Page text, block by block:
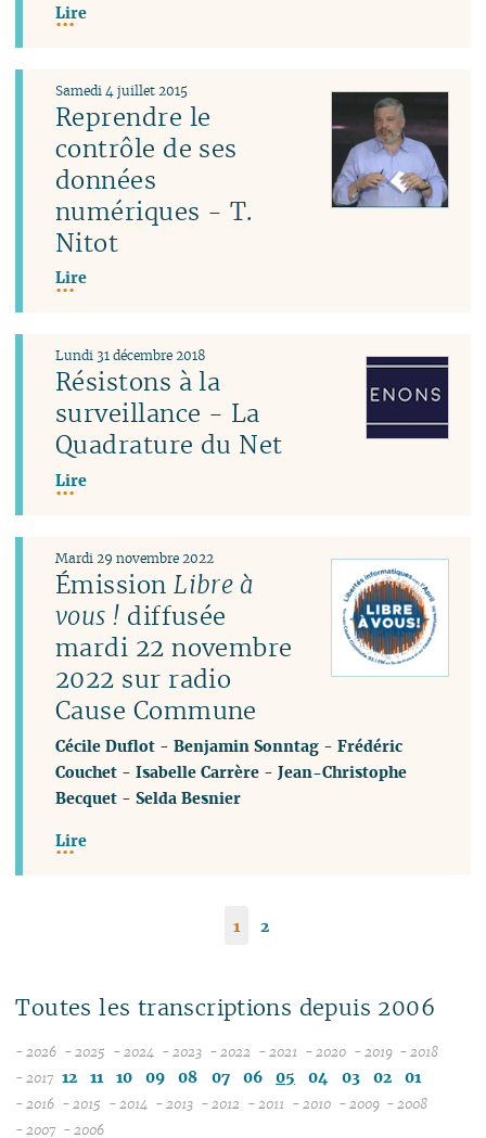
Lire
Reprendre le
contrôle de ses
données
numériques - T.
Nitot
Samedi 4 juillet 2015
Lire
Résistons à la
surveillance - La
Quadrature du Net
Lundi 31 décembre 2018
Lire
ÉmissionLibre à
vous ! diffusée
mardi 22 novembre
2022 sur radio
Cause Commune
Mardi 29 novembre 2022
Cécile Duflot -Benjamin Sonntag -Frédéric
Couchet -Isabelle Carrère -Jean-Christophe
Becquet -Selda Besnier
Lire
1 2
Toutes les transcriptions depuis 2006
- 2026 - 2025
12
- 2024
12
- 2023
12
- 2022
12
- 2021
12
- 2020 - 2019
12
- 2018
- 2017 12 11 10 09 08 07 06 05 04 03 02 01
- 2016 - 2015 - 2014 - 2013 - 2012 - 2011 - 2010 - 2009 - 2008
- 2007 - 2006